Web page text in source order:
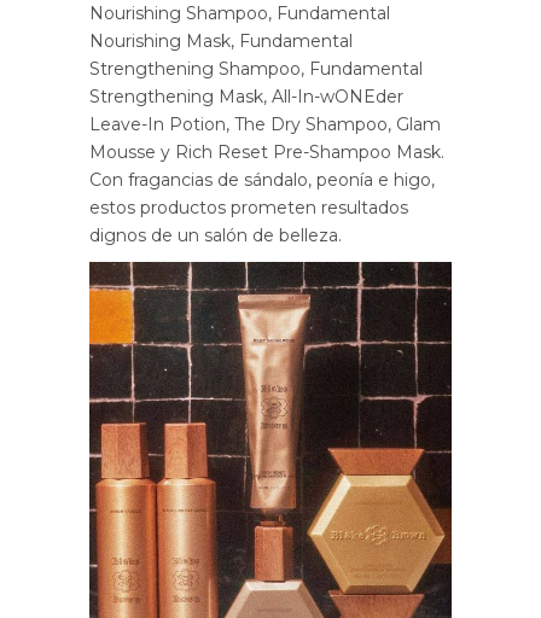
Nourishing Shampoo, Fundamental
Nourishing Mask, Fundamental
Strengthening Shampoo, Fundamental
Strengthening Mask, All-In-wONEder
Leave-In Potion, The Dry Shampoo, Glam
Mousse y Rich Reset Pre-Shampoo Mask.
Con fragancias de sándalo, peonía e higo,
estos productos prometen resultados
dignos de un salón de belleza.